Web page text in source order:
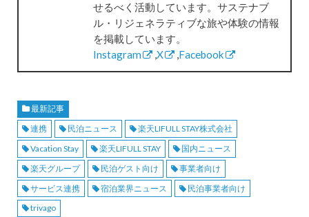
せるべく活動しています。サステナブ
ル・リジェネラティブな旅や体験の情報
を掲載しています。
Instagram
,X ,Facebook
最新記事
連携
民泊ニュース
楽天LIFULL STAY株式会社
Vacation Stay
楽天LIFULL STAY
国内ニュース
楽天グループ
民泊ゲスト向け
事業者向け
サービス連携
宿泊業界ニュース
民泊事業者向け
trivago